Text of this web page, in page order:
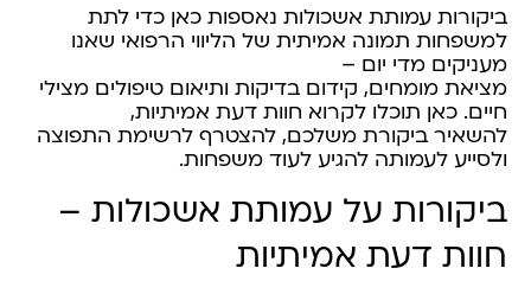
ביקורות עמותת אשכולות נאספות כאן כדי לתת
למשפחות תמונה אמיתית של הליווי הרפואי שאנו
מעניקים מדי יום –
מציאת מומחים, קידום בדיקות ותיאום טיפולים מצילי
חיים. כאן תוכלו לקרוא חוות דעת אמיתיות,
להשאיר ביקורת משלכם, להצטרף לרשימת התפוצה
ולסייע לעמותה להגיע לעוד משפחות.
ביקורות על עמותת אשכולות –
חוות דעת אמיתיות